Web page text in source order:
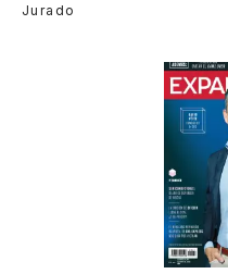
Jurado